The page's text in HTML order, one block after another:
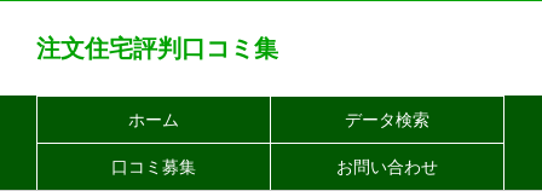
注文住宅評判口コミ集
ホーム データ検索
口コミ募集 お問い合わせ